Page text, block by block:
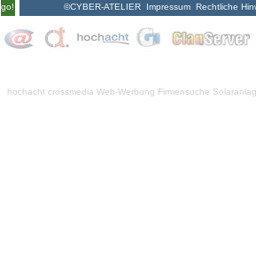
go! ©CYBER-ATELIER Impressum Rechtliche
hochacht crossmedia Web-Werbung Firmensuche